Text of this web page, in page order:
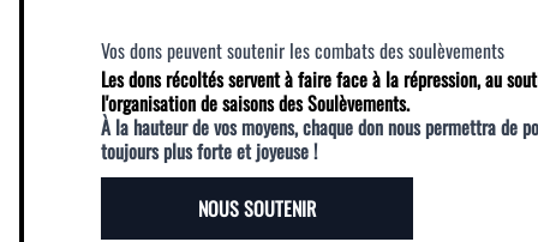
Vos dons peuvent soutenir les combats des soulèvements
Les dons récoltés servent à faire face à la répression, au
l'organisation de saisons des Soulèvements.
À la hauteur de vos moyens, chaque don nous permettra de
toujours plus forte et joyeuse !
NOUS SOUTENIR